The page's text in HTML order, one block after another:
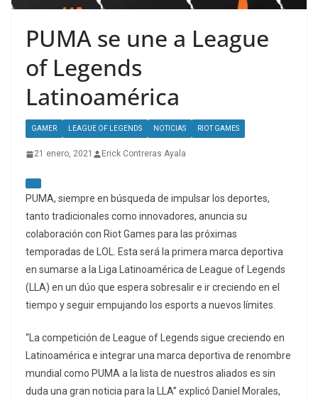
PUMA se une a League
of Legends
Latinoamérica
GAMER LEAGUE OF LEGENDS NOTICIAS RIOT GAMES
21 enero, 2021 Erick Contreras Ayala
PUMA, siempre en búsqueda de impulsar los deportes,
tanto tradicionales como innovadores, anuncia su
colaboración con Riot Games para las próximas
temporadas de LOL. Esta será la primera marca deportiva
en sumarse a la Liga Latinoamérica de League of Legends
(LLA) en un dúo que espera sobresalir e ir creciendo en el
tiempo y seguir empujando los esports a nuevos límites.
“La competición de League of Legends sigue creciendo en
Latinoamérica e integrar una marca deportiva de renombre
mundial como PUMA a la lista de nuestros aliados es sin
duda una gran noticia para la LLA” explicó Daniel Morales,